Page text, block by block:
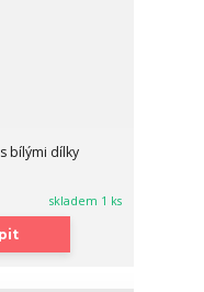
bílými dílky
skladem 1 ks